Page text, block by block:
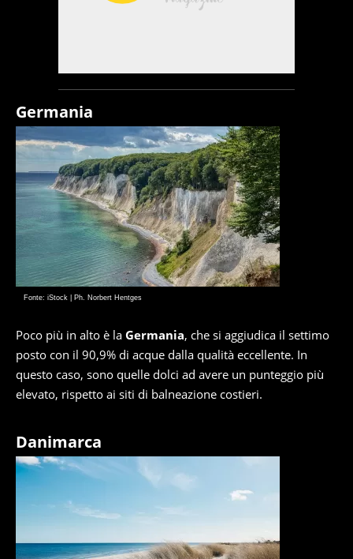
Germania
Fonte: iStock | Ph. Norbert Hentges
Poco più in alto è la Germania, che si aggiudica il settimo
posto con il 90,9% di acque dalla qualità eccellente. In
questo caso, sono quelle dolci ad avere un punteggio più
elevato, rispetto ai siti di balneazione costieri.
Danimarca